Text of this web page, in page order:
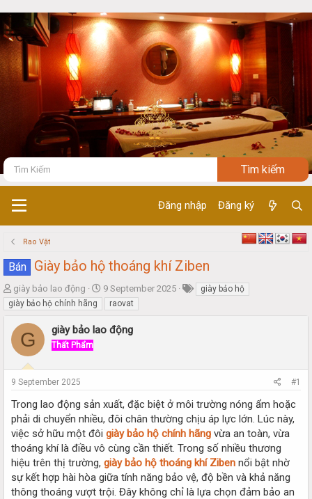
Đăng nhập Đăng ký
Rao Vặt
Bán Giày bảo hộ thoáng khí Ziben
T
h
r
e
d
a
r
e
r
giày bảo lao động
S
a
r
9 September 2025
giày bảo hộ
giày bảo hộ chính hãng
raovat
G giày bảo lao động
Thất Phẩm
9 September 2025 #1
Trong lao động sản xuất, đặc biệt ở môi trường nóng ẩm hoặc
phải di chuyển nhiều, đôi chân thường chịu áp lực lớn. Lúc này,
việc sở hữu một đôi giày bảo hộ chính hãng vừa an toàn, vừa
thoáng khí là điều vô cùng cần thiết. Trong số nhiều thương
hiệu trên thị trường, giày bảo hộ thoáng khí Ziben nổi bật nhờ
sự kết hợp hài hòa giữa tính năng bảo vệ, độ bền và khả năng
thông thoáng vượt trội. Đây không chỉ là lựa chọn đảm bảo an